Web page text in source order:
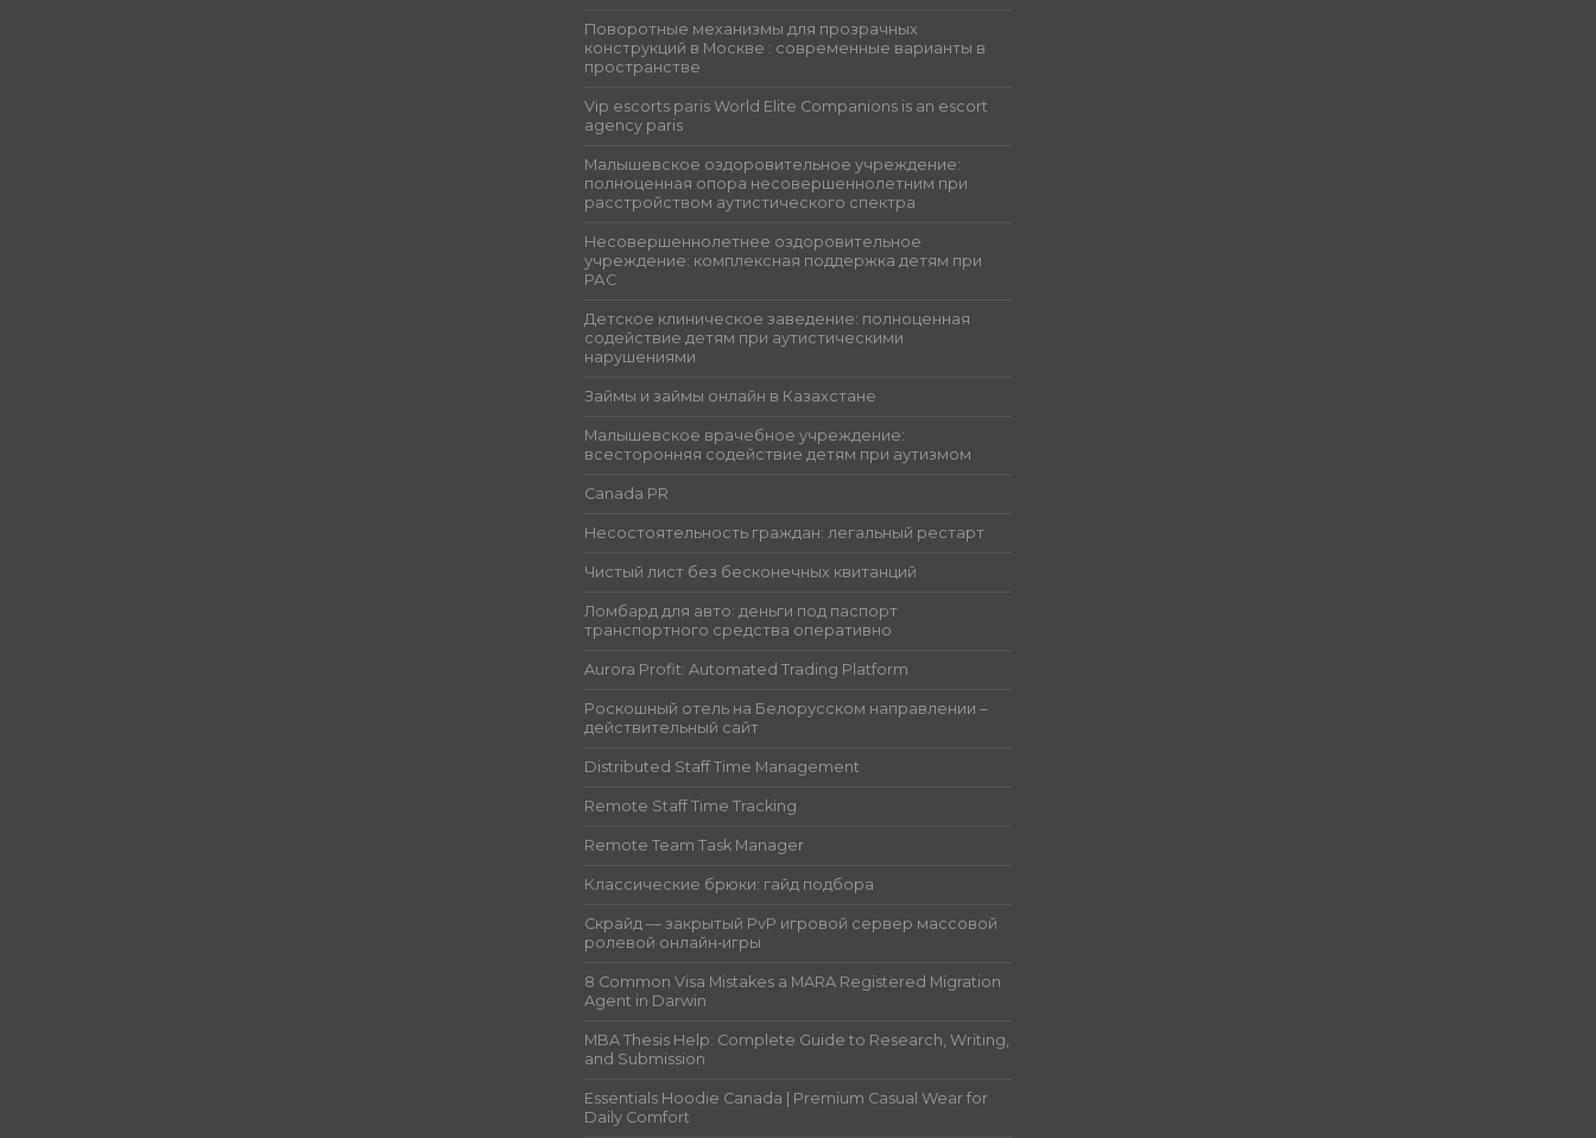
Поворотные механизмы для прозрачных
конструкций в Москве : современные варианты в
пространстве
Vip escorts paris World Elite Companions is an escort
agency paris
Малышевское оздоровительное учреждение:
полноценная опора несовершеннолетним при
расстройством аутистического спектра
Несовершеннолетнее оздоровительное
учреждение: комплексная поддержка детям при
РАС
Детское клиническое заведение: полноценная
содействие детям при аутистическими
нарушениями
Займы и займы онлайн в Казахстане
Малышевское врачебное учреждение:
всесторонняя содействие детям при аутизмом
Canada PR
Несостоятельность граждан: легальный рестарт
Чистый лист без бесконечных квитанций
Ломбард для авто: деньги под паспорт
транспортного средства оперативно
Aurora Profit: Automated Trading Platform
Роскошный отель на Белорусском направлении –
действительный сайт
Distributed Staff Time Management
Remote Staff Time Tracking
Remote Team Task Manager
Классические брюки: гайд подбора
Скрайд — закрытый PvP игровой сервер массовой
ролевой онлайн‑игры
8 Common Visa Mistakes a MARA Registered Migration
Agent in Darwin
MBA Thesis Help: Complete Guide to Research, Writing,
and Submission
Essentials Hoodie Canada | Premium Casual Wear for
Daily Comfort